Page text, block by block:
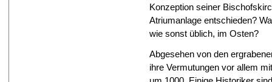
Konzeption seiner
Atriumanlage entschieden?
wie sonst üblich, im Osten?
Abgesehen von den
ihre Vermutungen vor allem